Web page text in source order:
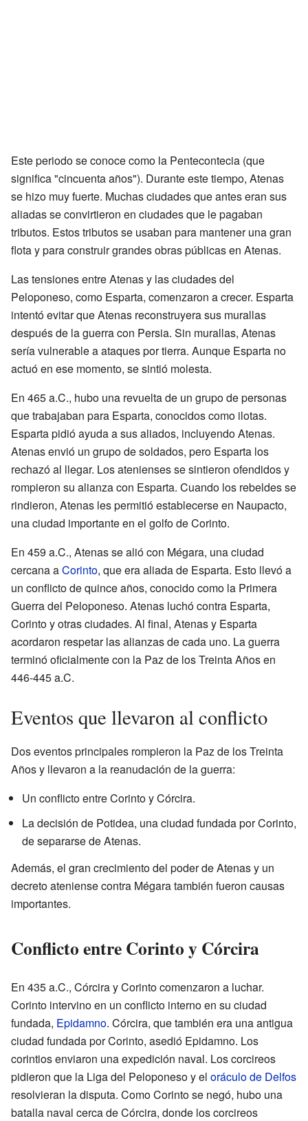
Este periodo se conoce como la Pentecontecia (que
significa "cincuenta años"). Durante este tiempo, Atenas
se hizo muy fuerte. Muchas ciudades que antes eran sus
aliadas se convirtieron en ciudades que le pagaban
tributos. Estos tributos se usaban para mantener una gran
flota y para construir grandes obras públicas en Atenas.
Las tensiones entre Atenas y las ciudades del
Peloponeso, como Esparta, comenzaron a crecer. Esparta
intentó evitar que Atenas reconstruyera sus murallas
después de la guerra con Persia. Sin murallas, Atenas
sería vulnerable a ataques por tierra. Aunque Esparta no
actuó en ese momento, se sintió molesta.
En 465 a.C., hubo una revuelta de un grupo de personas
que trabajaban para Esparta, conocidos como ilotas.
Esparta pidió ayuda a sus aliados, incluyendo Atenas.
Atenas envió un grupo de soldados, pero Esparta los
rechazó al llegar. Los atenienses se sintieron ofendidos y
rompieron su alianza con Esparta. Cuando los rebeldes se
rindieron, Atenas les permitió establecerse en Naupacto,
una ciudad importante en el golfo de Corinto.
En 459 a.C., Atenas se alió con Mégara, una ciudad
cercana aCorinto, que era aliada de Esparta. Esto llevó a
un conflicto de quince años, conocido como la Primera
Guerra del Peloponeso. Atenas luchó contra Esparta,
Corinto y otras ciudades. Al final, Atenas y Esparta
acordaron respetar las alianzas de cada uno. La guerra
terminó oficialmente con la Paz de los Treinta Años en
446-445 a.C.
Eventos que llevaron al conflicto
Dos eventos principales rompieron la Paz de los Treinta
Años y llevaron a la reanudación de la guerra:
Un conflicto entre Corinto y Córcira.
La decisión de Potidea, una ciudad fundada por Corinto,
de separarse de Atenas.
Además, el gran crecimiento del poder de Atenas y un
decreto ateniense contra Mégara también fueron causas
importantes.
Conflicto entre Corinto y Córcira
En 435 a.C., Córcira y Corinto comenzaron a luchar.
Corinto intervino en un conflicto interno en su ciudad
fundada, Epidamno. Córcira, que también era una antigua
ciudad fundada por Corinto, asedió Epidamno. Los
corintios enviaron una expedición naval. Los corcireos
pidieron que la Liga del Peloponeso y el oráculo de Delfos
resolvieran la disputa. Como Corinto se negó, hubo una
batalla naval cerca de Córcira, donde los corcireos